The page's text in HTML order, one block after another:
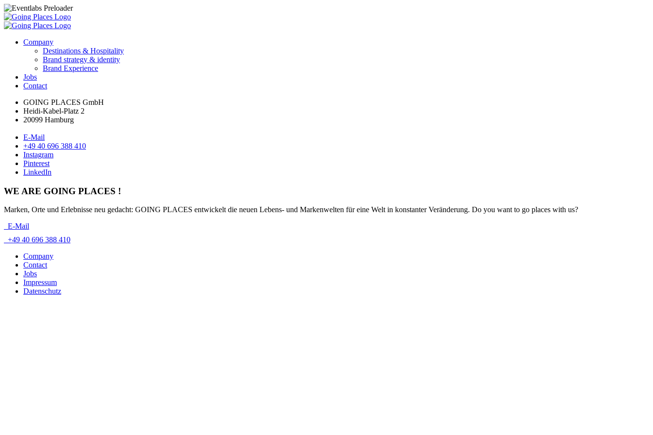
Company
Destinations & Hospitality
Brand strategy & identity
Brand Experience
Jobs
Contact
GOING PLACES GmbH
Heidi-Kabel-Platz 2
20099 Hamburg
E-Mail
+49 40 696 388 410
Instagram
Pinterest
LinkedIn
WE ARE GOING PLACES !
Marken, Orte und Erlebnisse neu gedacht: GOING PLACES entwickelt die neuen Lebens- und Markenwelten für eine Welt in konstanter Veränderung. Do you want to go places with us?
E-Mail
+49 40 696 388 410
Company
Contact
Jobs
Impressum
Datenschutz